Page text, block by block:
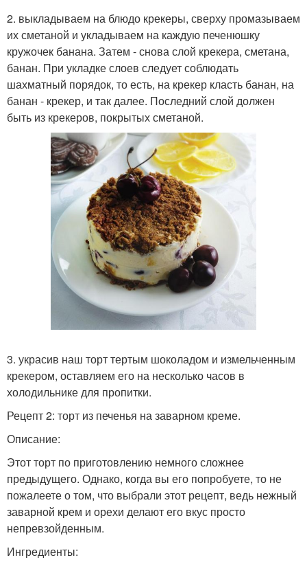
2. выкладываем на блюдо крекеры, сверху промазываем
их сметаной и укладываем на каждую печенюшку
кружочек банана. Затем - снова слой крекера, сметана,
банан. При укладке слоев следует соблюдать
шахматный порядок, то есть, на крекер класть банан, на
банан - крекер, и так далее. Последний слой должен
быть из крекеров, покрытых сметаной.
3. украсив наш торт тертым шоколадом и измельченным
крекером, оставляем его на несколько часов в
холодильнике для пропитки.
Рецепт 2: торт из печенья на заварном креме.
Описание:
Этот торт по приготовлению немного сложнее
предыдущего. Однако, когда вы его попробуете, то не
пожалеете о том, что выбрали этот рецепт, ведь нежный
заварной крем и орехи делают его вкус просто
непревзойденным.
Ингредиенты: